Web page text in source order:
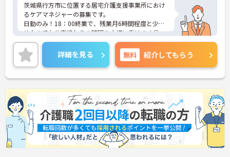
茨城県行方市に位置する居宅介護支援事業所におけ
るケアマネジャーの募集です。
日勤のみ！18：00終業で、残業月6時間程度と少な
めなのでお仕事終わりの時間を大切に働けます◎
利用可能な託児所あり！職員は費用の負担がないの
で、お子さまのいる方も働きやすい環境が整ってお
ります♪
ご興味のある方には面接ポイントをお伝えしますの
で、お気軽にお問い合わせください！
詳細を見る 無料 紹介してもらう